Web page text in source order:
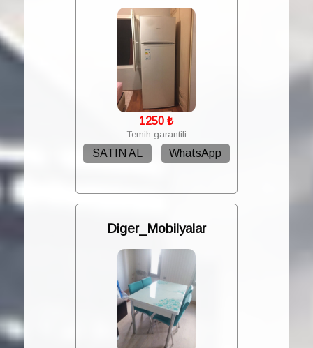
1250 ₺
Temih garantili
SATIN AL WhatsApp
Diger_Mobilyalar